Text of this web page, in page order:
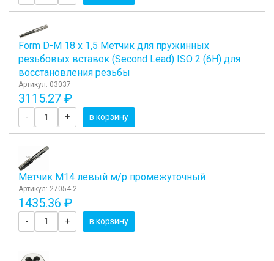
Form D-М 18 х 1,5 Метчик для пружинных
резьбовых вставок (Second Lead) ISO 2 (6H) для
восстановления резьбы
Артикул: 03037
3115.27 ₽
- + в корзину
Метчик М14 левый м/р промежуточный
Артикул: 27054-2
1435.36 ₽
- + в корзину